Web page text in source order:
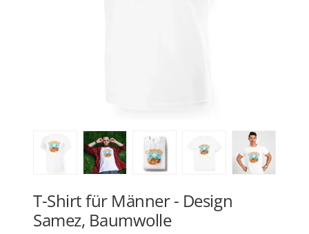
T-Shirt für Männer - Design
Samez, Baumwolle